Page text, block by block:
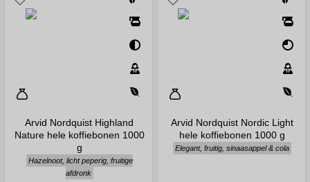
Arvid Nordquist Highland
Nature hele koffiebonen 1000
g
Hazelnoot, licht peperig, fruitige
afdronk
Arvid Nordquist Nordic Light
hele koffiebonen 1000 g
Elegant, fruitig, sinaasappel & cola